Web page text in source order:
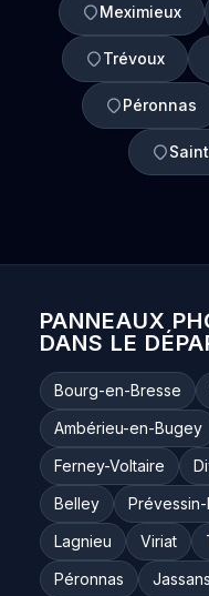
Meximieux
Trévoux
Péronnas
PANNEAUX
DANS LE
Bourg-en-Bresse
Ambérieu-en-Bugey
Ferney-Voltaire
Belley
Lagnieu
Viriat
Péronnas